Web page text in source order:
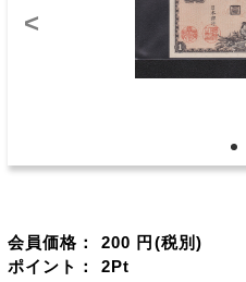
<
会員価格： 200 円(税別)
ポイント： 2Pt